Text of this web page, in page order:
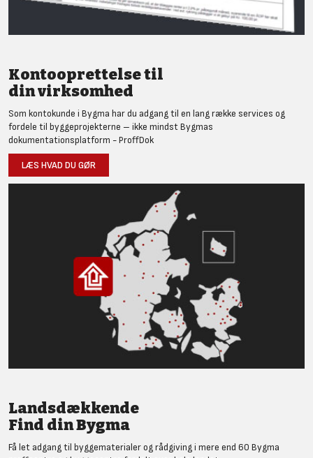
Kontooprettelse til
din virksomhed
Som kontokunde i Bygma har du adgang til en lang række services og
fordele til byggeprojekterne – ikke mindst Bygmas
dokumentationsplatform - ProffDok
LÆS HVAD DU GØR
Landsdækkende
Find din Bygma
Få let adgang til byggematerialer og rådgiving i mere end 60 Bygma